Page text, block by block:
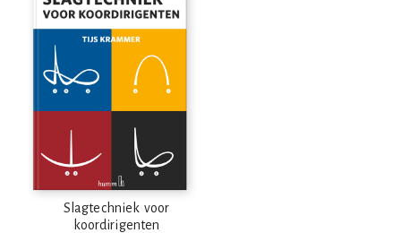
Slagtechniek voor
koordirigenten